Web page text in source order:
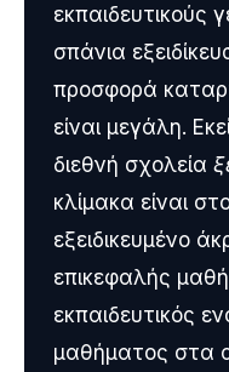
εκπαιδευτικούς
σπάνια
προσφορά
είναι μεγάλη.
διεθνή σχολεία
κλίμακα είναι
εξειδικευμένο
επικεφαλής
εκπαιδευτικός
μαθήματος στα